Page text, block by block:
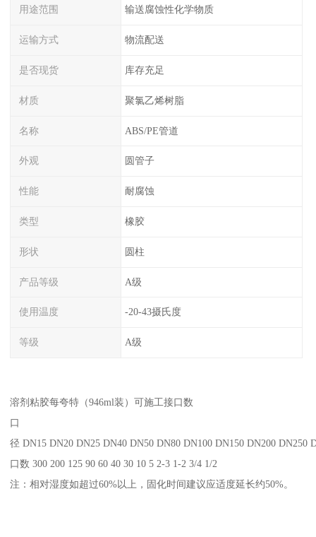
用途范围 输送腐蚀性化学物质
运输方式 物流配送
是否现货 库存充足
材质 聚氯乙烯树脂
名称 ABS/PE管道
外观 圆管子
性能 耐腐蚀
类型 橡胶
形状 圆柱
产品等级 A级
使用温度 -20-43摄氏度
等级 A级
溶剂粘胶每夸特（946ml装）可施工接口数
口
径 DN15 DN20 DN25 DN40 DN50 DN80 DN100 DN150 DN200 DN250
口数 300 200 125 90 60 40 30 10 5 2-3 1-2 3/4 1/2
注：相对湿度如超过60%以上，固化时间建议应适度延长约50%。